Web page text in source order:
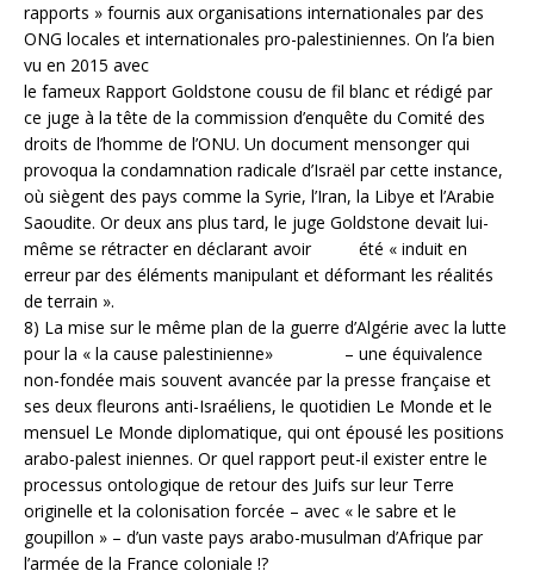
rapports » fournis aux organisations internationales par des
ONG locales et internationales pro-palestiniennes. On l’a bien
vu en 2015 avec
le fameux Rapport Goldstone cousu de fil blanc et rédigé par
ce juge à la tête de la commission d’enquête du Comité des
droits de l’homme de l’ONU. Un document mensonger qui
provoqua la condamnation radicale d’Israël par cette instance,
où siègent des pays comme la Syrie, l’Iran, la Libye et l’Arabie
Saoudite. Or deux ans plus tard, le juge Goldstone devait lui-
même se rétracter en déclarant avoir été « induit en
erreur par des éléments manipulant et déformant les réalités
de terrain ».
8) La mise sur le même plan de la guerre d’Algérie avec la lutte
pour la « la cause palestinienne» – une équivalence
non-fondée mais souvent avancée par la presse française et
ses deux fleurons anti-Israéliens, le quotidien Le Monde et le
mensuel Le Monde diplomatique, qui ont épousé les positions
arabo-palest iniennes. Or quel rapport peut-il exister entre le
processus ontologique de retour des Juifs sur leur Terre
originelle et la colonisation forcée – avec « le sabre et le
goupillon » – d’un vaste pays arabo-musulman d’Afrique par
l’armée de la France coloniale !?